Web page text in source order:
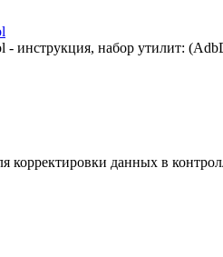
набор утилит:
данных в